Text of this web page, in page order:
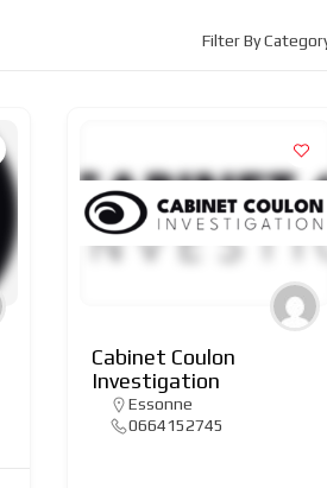
Filter By
Cabinet Coulon
Investigation
Essonne
0664152745